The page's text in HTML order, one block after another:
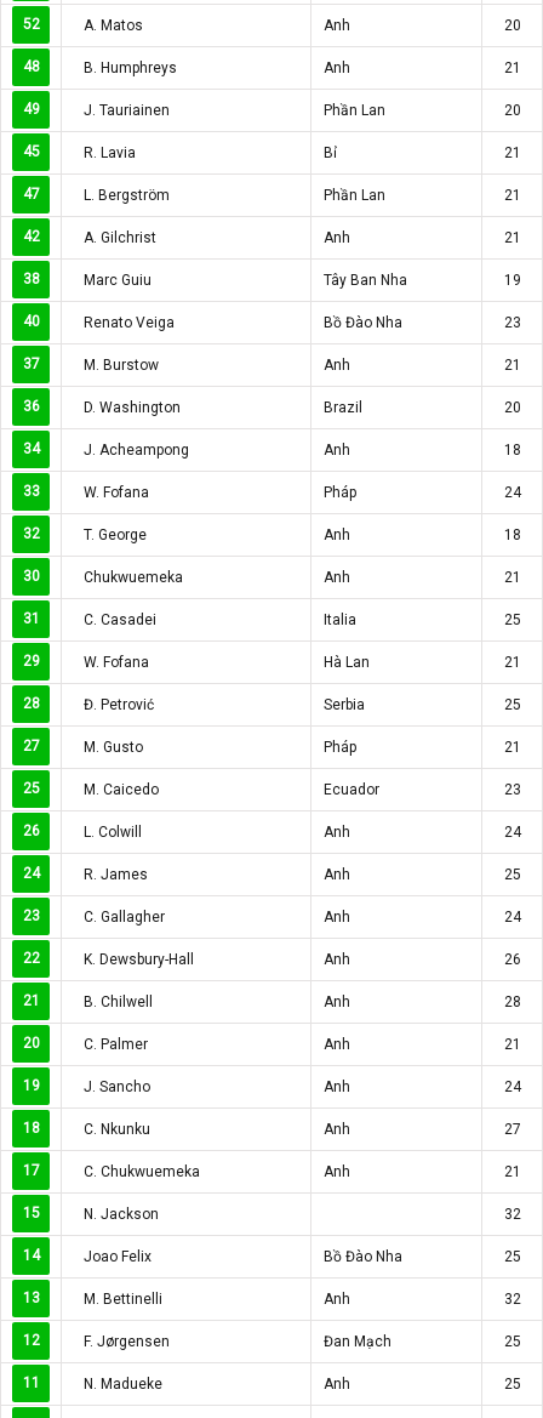
52 A. Matos Anh 20
48 B. Humphreys Anh 21
49 J. Tauriainen Phần Lan 20
45 R. Lavia Bỉ 21
47 L. Bergström Phần Lan 21
42 A. Gilchrist Anh 21
38 Marc Guiu Tây Ban Nha 19
40 Renato Veiga Bồ Đào Nha 23
37 M. Burstow Anh 21
36 D. Washington Brazil 20
34 J. Acheampong Anh 18
33 W. Fofana Pháp 24
32 T. George Anh 18
30 Chukwuemeka Anh 21
31 C. Casadei Italia 25
29 W. Fofana Hà Lan 21
28 Đ. Petrović Serbia 25
27 M. Gusto Pháp 21
25 M. Caicedo Ecuador 23
26 L. Colwill Anh 24
24 R. James Anh 25
23 C. Gallagher Anh 24
22 K. Dewsbury-Hall Anh 26
21 B. Chilwell Anh 28
20 C. Palmer Anh 21
19 J. Sancho Anh 24
18 C. Nkunku Anh 27
17 C. Chukwuemeka Anh 21
15 N. Jackson 32
14 Joao Felix Bồ Đào Nha 25
13 M. Bettinelli Anh 32
12 F. Jørgensen Đan Mạch 25
11 N. Madueke Anh 25